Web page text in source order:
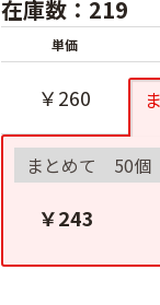
在庫数：219
単価
￥260
まとめて 50個
￥243